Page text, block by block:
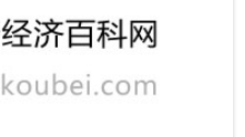
留时间，降低体内毒素堆